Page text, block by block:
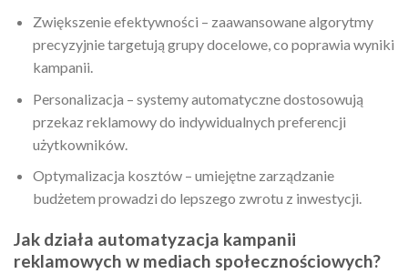
Zwiększenie efektywności – zaawansowane algorytmy
precyzyjnie targetują grupy docelowe, co poprawia wyniki
kampanii.
Personalizacja – systemy automatyczne dostosowują
przekaz reklamowy do indywidualnych preferencji
użytkowników.
Optymalizacja kosztów – umiejętne zarządzanie
budżetem prowadzi do lepszego zwrotu z inwestycji.
Jak działa automatyzacja kampanii
reklamowych w mediach społecznościowych?